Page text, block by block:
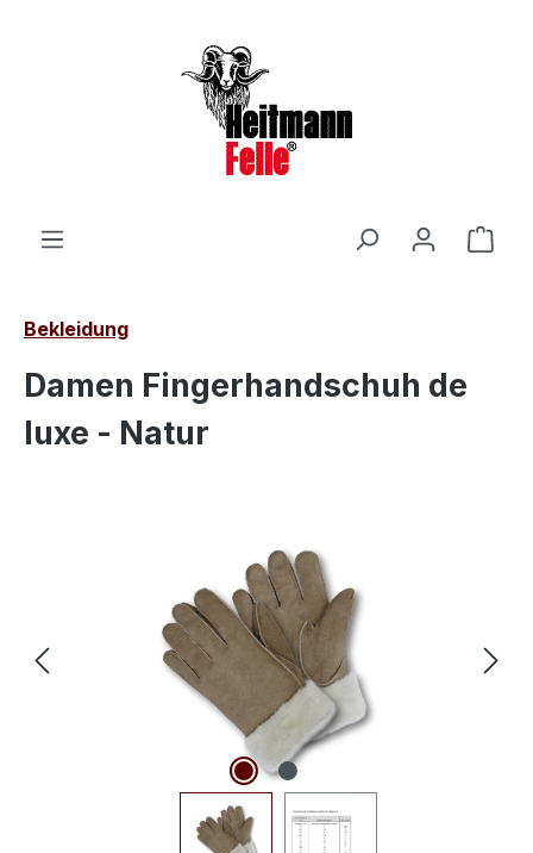
Bekleidung
Damen Fingerhandschuh de
luxe - Natur